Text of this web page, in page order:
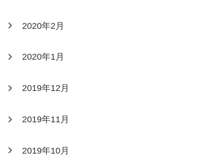
2020年2月
2020年1月
2019年12月
2019年11月
2019年10月